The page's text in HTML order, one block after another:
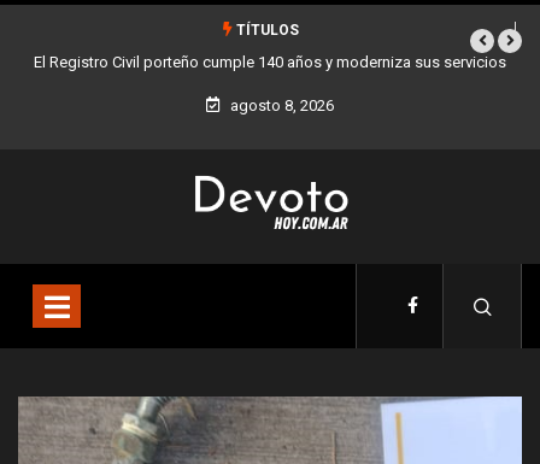
TÍTULOS
sus servicios Buenos Aires sumó 12 nuevos Bares Notables y ya son 90
la Ciudad
agosto 8, 2026